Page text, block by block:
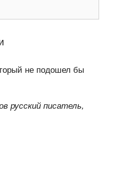
не подошел бы
русский писатель,